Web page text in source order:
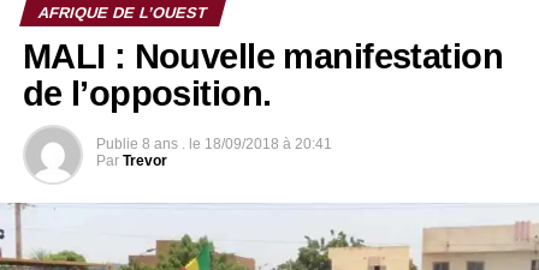
AFRIQUE DE L’OUEST
MALI : Nouvelle manifestation
de l’opposition.
Publie 8 ans . le 18/09/2018 à 20:41
Par Trevor